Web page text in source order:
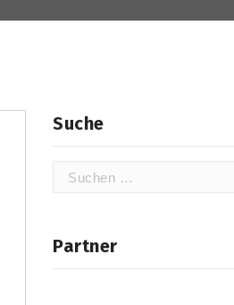
Suche
Suchen
Partner